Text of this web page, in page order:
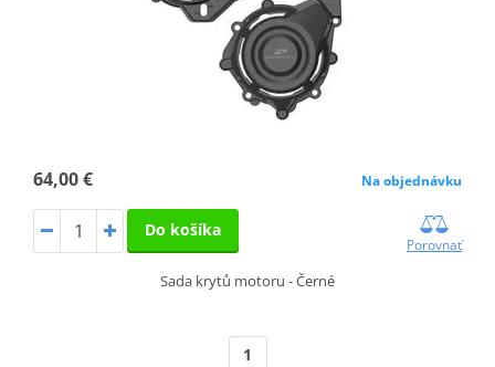
64,00 € Na objednávku
Do košíka
Porovnať
Sada krytů motoru - Černé
1